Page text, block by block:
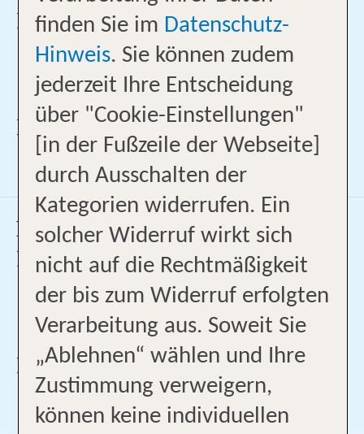
Reise-Experte
069/30037756
Enes.Demiral@ltur.de
Ich bin Profi für:
Muhammed Demiral
Reise-Experte
069/30037756
Muhammed.Demiral@ltur.de
Ich bin Profi für:
finden Sie im Datenschutz-
Hinweis. Sie können zudem
jederzeit Ihre Entscheidung
über "Cookie-Einstellungen"
[in der Fußzeile der Webseite]
durch Ausschalten der
Kategorien widerrufen. Ein
solcher Widerruf wirkt sich
nicht auf die Rechtmäßigkeit
der bis zum Widerruf erfolgten
Verarbeitung aus. Soweit Sie
„Ablehnen“ wählen und Ihre
Zustimmung verweigern,
können keine individuellen